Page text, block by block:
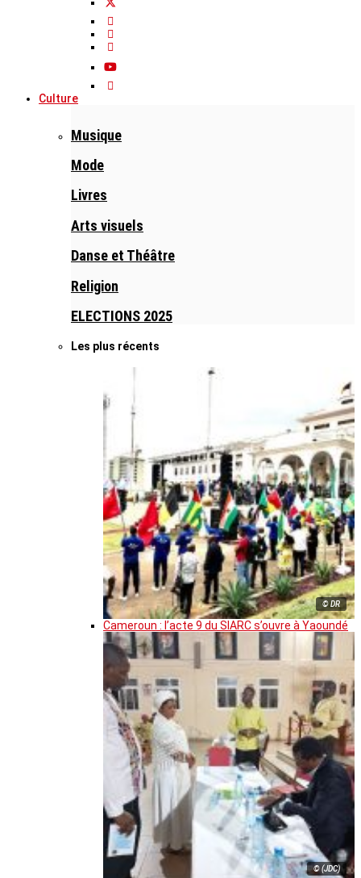
Culture
Musique
Mode
Livres
Arts visuels
Danse et Théâtre
Religion
ELECTIONS 2025
Les plus récents
© DR
Cameroun : l’acte 9 du SIARC s’ouvre à Yaoundé
© (JDC)